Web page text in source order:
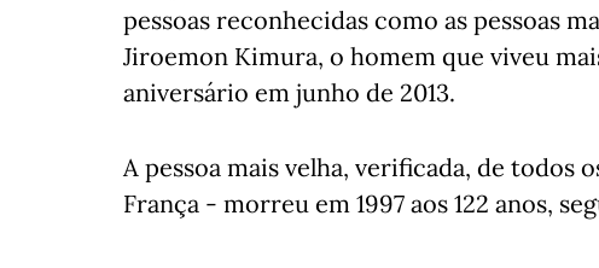
pessoas reconhecidas como as pessoas
Jiroemon Kimura, o homem que viveu
aniversário em junho de 2013.
A pessoa mais velha, verificada, de todos
França - morreu em 1997 aos 122 anos,